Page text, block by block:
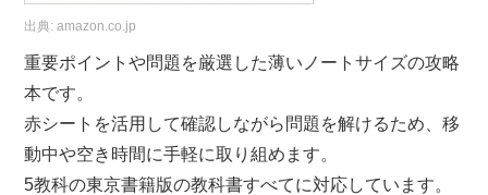
出典:amazon.co.jp
重要ポイントや問題を厳選した薄いノートサイズの攻略
本です。
赤シートを活用して確認しながら問題を解けるため、移
動中や空き時間に手軽に取り組めます。
5教科の東京書籍版の教科書すべてに対応しています。